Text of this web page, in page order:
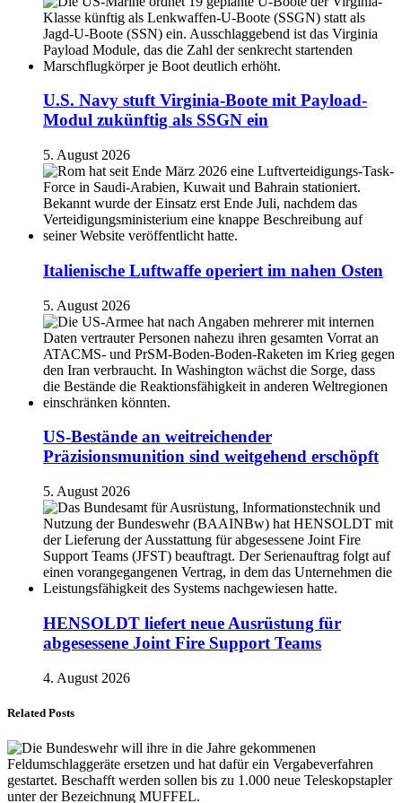
U.S. Navy stuft Virginia-Boote mit Payload-
Modul zukünftig als SSGN ein
5. August 2026
Italienische Luftwaffe operiert im nahen Osten
5. August 2026
US-Bestände an weitreichender
Präzisionsmunition sind weitgehend erschöpft
5. August 2026
HENSOLDT liefert neue Ausrüstung für
abgesessene Joint Fire Support Teams
4. August 2026
Related Posts